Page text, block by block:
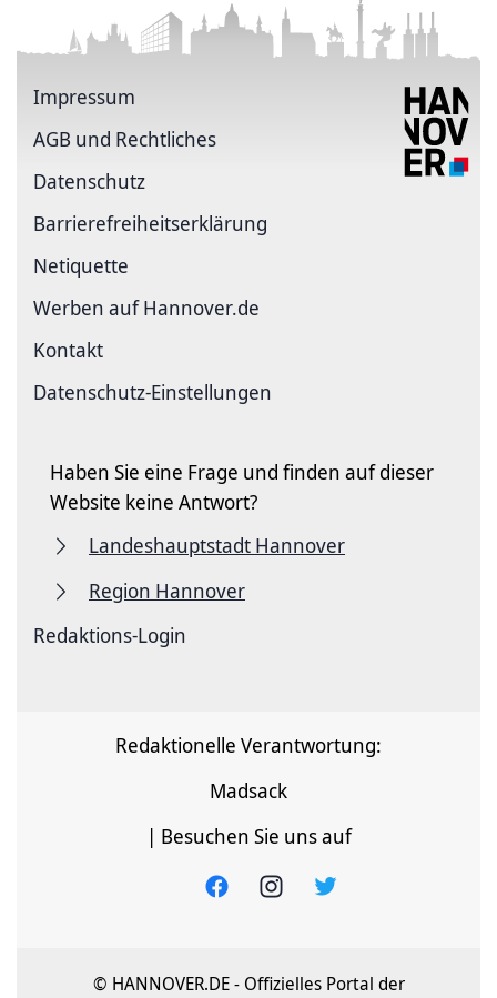
Impressum
AGB und Rechtliches
Datenschutz
Barriere­freiheits­erklärung
Netiquette
Werben auf Hannover.de
Kontakt
Datenschutz-Einstellungen
Haben Sie eine Frage und finden auf dieser
Website keine Antwort?
Landeshauptstadt Hannover
Region Hannover
Redaktions-Login
Redaktionelle Verantwortung:
Madsack
| Besuchen Sie uns auf
© HANNOVER.DE - Offizielles Portal der